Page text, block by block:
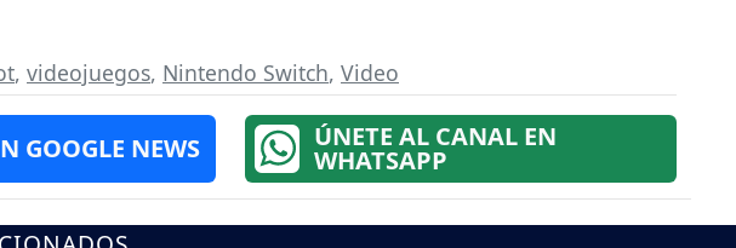
, videojuegos, Nintendo Switch, Video
GOOGLE NEWS ÚNETE AL CANAL EN
WHATSAPP